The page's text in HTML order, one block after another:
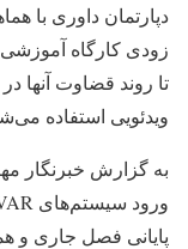
دپارتمان داوری با
تا روند قضاوت آنها
ویدئویی استفاده
به گزارش خبرنگار
پایانی فصل جاری و